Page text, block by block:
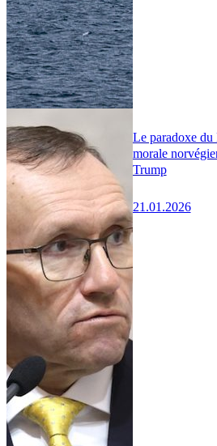
Le paradoxe du
morale
Trump
21.01.2026